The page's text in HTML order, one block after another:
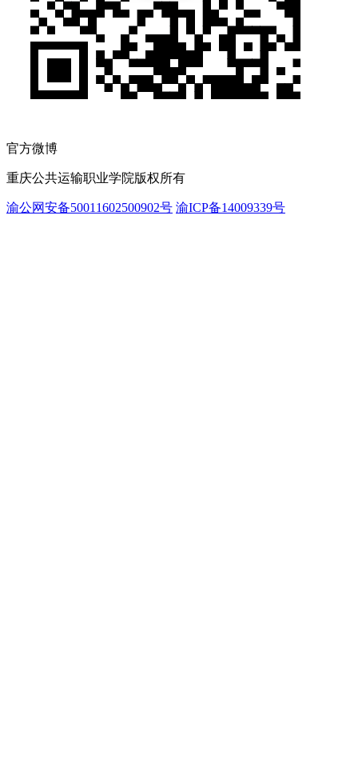
官方微博
重庆公共运输职业学院版权所有
渝公网安备50011602500902号 渝ICP备14009339号